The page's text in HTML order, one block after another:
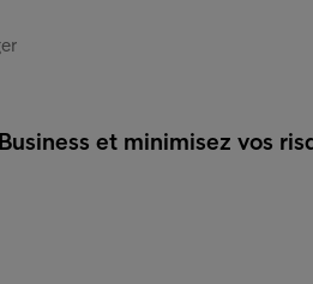
et minimisez vos